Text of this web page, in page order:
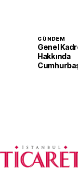
GÜNDEM
Genel
Hakkında